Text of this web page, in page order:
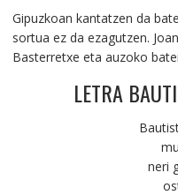
Gipuzkoan kantatzen da
sortua ez da ezagutzen.
Basterretxe eta auzoko
LETRA
neri